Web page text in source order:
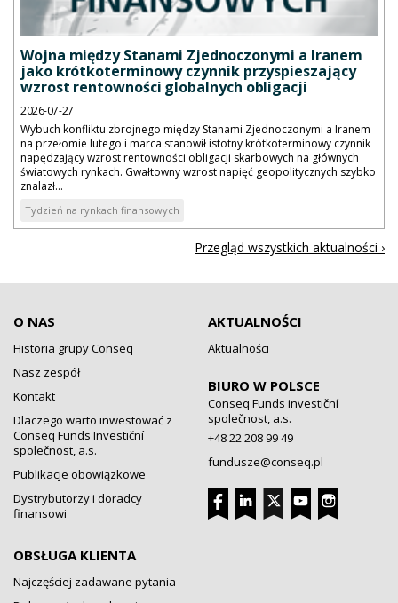
Wojna między Stanami Zjednoczonymi a Iranem
jako krótkoterminowy czynnik przyspieszający
wzrost rentowności globalnych obligacji
2026-07-27
Wybuch konfliktu zbrojnego między Stanami Zjednoczonymi a Iranem
na przełomie lutego i marca stanowił istotny krótkoterminowy czynnik
napędzający wzrost rentowności obligacji skarbowych na głównych
światowych rynkach. Gwałtowny wzrost napięć geopolitycznych szybko
znalazł...
Tydzień na rynkach finansowych
Przegląd wszystkich aktualności ›
O NAS
Historia grupy Conseq
Nasz zespół
Kontakt
Dlaczego warto inwestować z
Conseq Funds Investiční
společnost, a.s.
Publikacje obowiązkowe
Dystrybutorzy i doradcy
finansowi
OBSŁUGA KLIENTA
Najczęściej zadawane pytania
AKTUALNOŚCI
Aktualności
BIURO W POLSCE
Conseq Funds investiční
společnost, a.s.
+48 22 208 99 49
fundusze@conseq.pl